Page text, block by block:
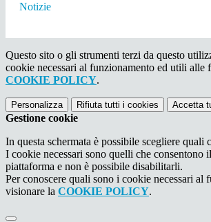
Notizie
Questo sito o gli strumenti terzi da questo
cookie necessari al funzionamento ed utili alle
COOKIE POLICY.
Personalizza Rifiuta tutti i cookies Accetta
Gestione cookie
In questa schermata è possibile scegliere quali
I cookie necessari sono quelli che consentono
piattaforma e non è possibile disabilitarli.
Per conoscere quali sono i cookie necessari al
visionare la COOKIE POLICY.